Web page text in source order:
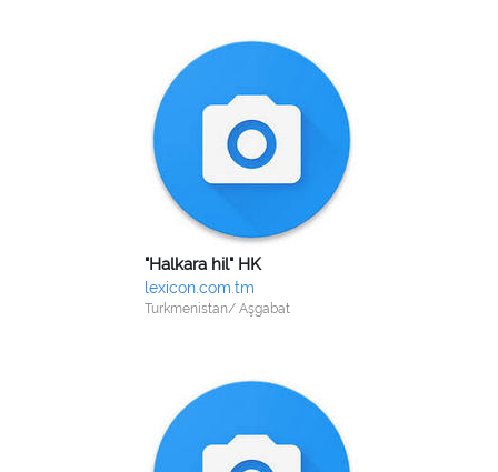
"Halkara hil" HK
lexicon.com.tm
Turkmenistan/ Aşgabat